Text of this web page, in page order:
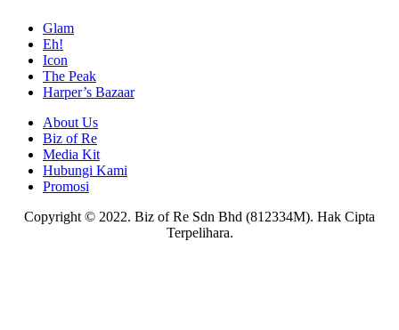
Glam
Eh!
Icon
The Peak
Harper’s Bazaar
About Us
Biz of Re
Media Kit
Hubungi Kami
Promosi
Copyright © 2022. Biz of Re Sdn Bhd (812334M). Hak Cipta
Terpelihara.